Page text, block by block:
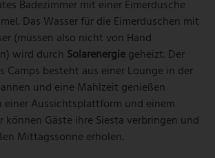
Badezimmer mit einer Eimerdusche
Das Wasser für die Eimerduschen mit
(müssen also nicht von Hand
wird durch Solarenergiegeheizt. Der
Camps besteht aus einer Lounge in der
und eine Mahlzeit genießen
einer Aussichtsplattform und einem
können Gäste ihre Siesta verbringen und
Mittagssonne erholen.